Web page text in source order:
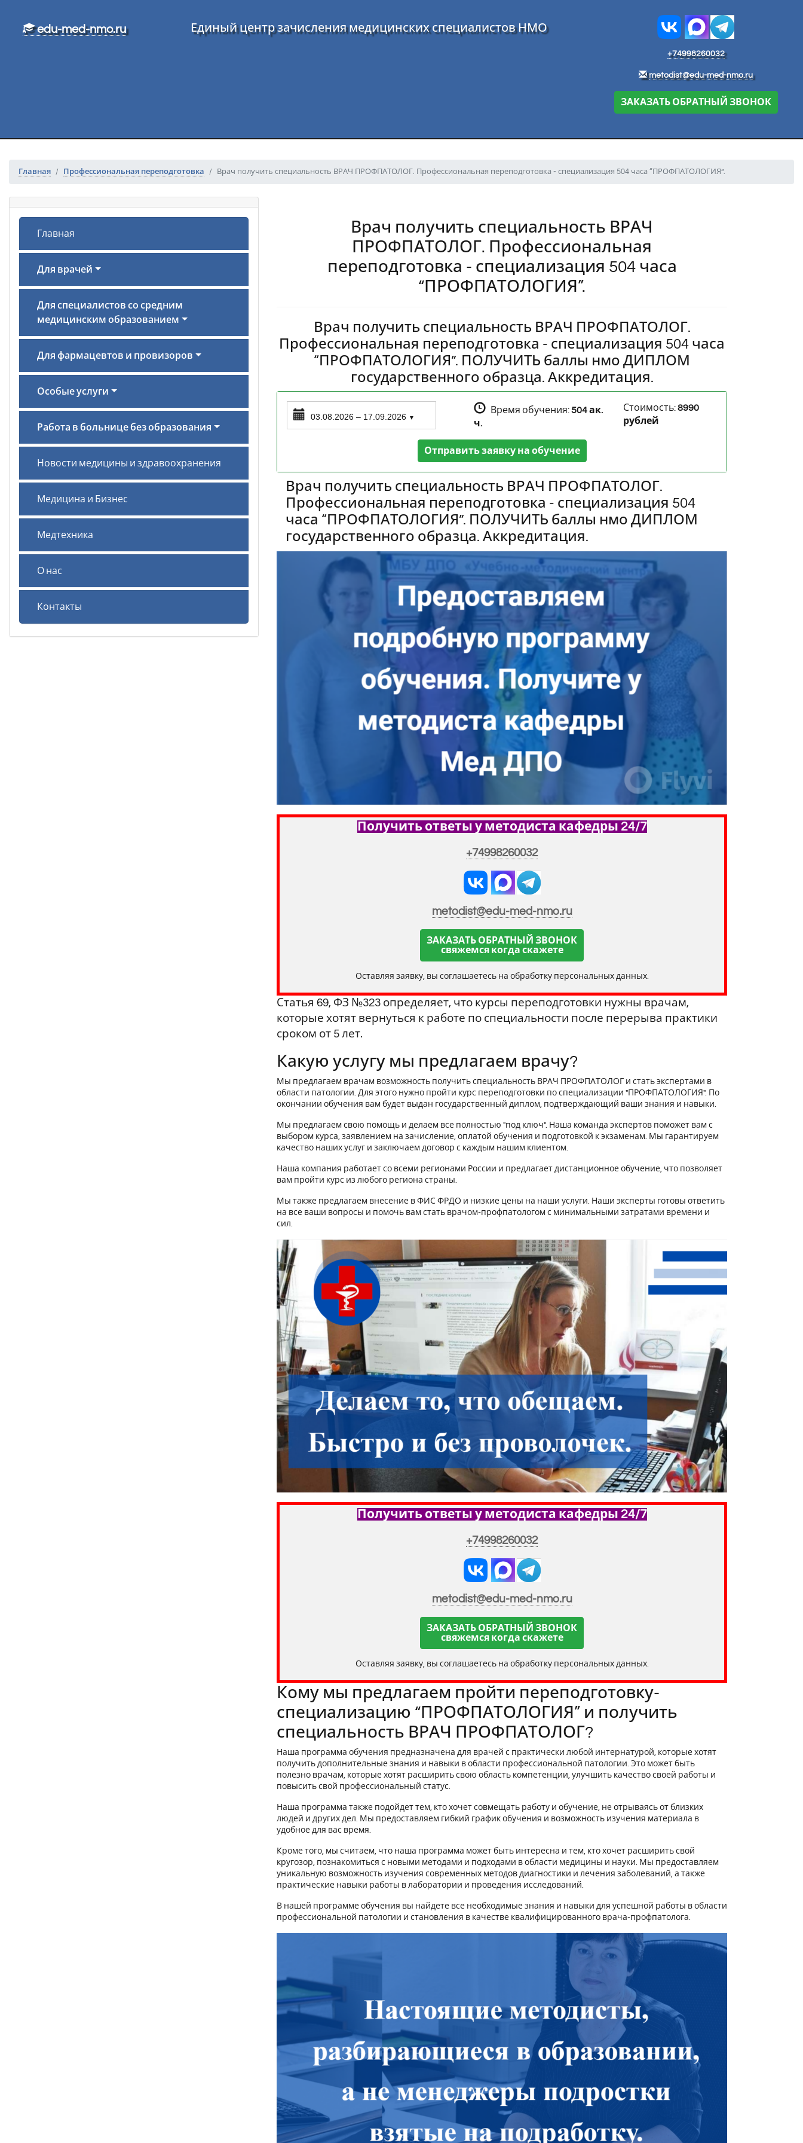
edu-med-nmo.ru Единый центр зачисления медицинских специалистов НМО
+74998260032
metodist@edu-med-nmo.ru
ЗАКАЗАТЬ ОБРАТНЫЙ ЗВОНОК
Главная Профессиональная переподготовка Врач получить специальность ВРАЧ ПРОФПАТОЛОГ. Профессиональная переподготовка - специализация 504 часа “ПРОФПАТОЛОГИЯ”.
Главная
Для врачей
Для специалистов со средним
медицинским образованием
Для фармацевтов и провизоров
Особые услуги
Работа в больнице без образования
Новости медицины и здравоохранения
Медицина и Бизнес
Медтехника
О нас
Контакты
Врач получить специальность ВРАЧ
ПРОФПАТОЛОГ. Профессиональная
переподготовка - специализация 504 часа
“ПРОФПАТОЛОГИЯ”.
Врач получить специальность ВРАЧ ПРОФПАТОЛОГ.
Профессиональная переподготовка - специализация 504 часа
“ПРОФПАТОЛОГИЯ”. ПОЛУЧИТЬ баллы нмо ДИПЛОМ
государственного образца. Аккредитация.
03.08.2026 – 17.09.2026 ▼
Время обучения:504 ак.
ч.
Стоимость:8990
рублей
Отправить заявку на обучение
Врач получить специальность ВРАЧ ПРОФПАТОЛОГ.
Профессиональная переподготовка - специализация 504
часа “ПРОФПАТОЛОГИЯ”. ПОЛУЧИТЬ баллы нмо ДИПЛОМ
государственного образца. Аккредитация.
Получить ответы у методиста кафедры 24/7
+74998260032
metodist@edu-med-nmo.ru
ЗАКАЗАТЬ ОБРАТНЫЙ ЗВОНОК
свяжемся когда скажете
Оставляя заявку, вы соглашаетесь на обработку персональных данных.
Статья 69, ФЗ №323 определяет, что курсы переподготовки нужны врачам,
которые хотят вернуться к работе по специальности после перерыва практики
сроком от 5 лет.
Какую услугу мы предлагаем врачу?
Мы предлагаем врачам возможность получить специальность ВРАЧ ПРОФПАТОЛОГ и стать экспертами в
области патологии. Для этого нужно пройти курс переподготовки по специализации "ПРОФПАТОЛОГИЯ". По
окончании обучения вам будет выдан государственный диплом, подтверждающий ваши знания и навыки.
Мы предлагаем свою помощь и делаем все полностью "под ключ". Наша команда экспертов поможет вам с
выбором курса, заявлением на зачисление, оплатой обучения и подготовкой к экзаменам. Мы гарантируем
качество наших услуг и заключаем договор с каждым нашим клиентом.
Наша компания работает со всеми регионами России и предлагает дистанционное обучение, что позволяет
вам пройти курс из любого региона страны.
Мы также предлагаем внесение в ФИС ФРДО и низкие цены на наши услуги. Наши эксперты готовы ответить
на все ваши вопросы и помочь вам стать врачом-профпатологом с минимальными затратами времени и
сил.
Получить ответы у методиста кафедры 24/7
+74998260032
metodist@edu-med-nmo.ru
ЗАКАЗАТЬ ОБРАТНЫЙ ЗВОНОК
свяжемся когда скажете
Оставляя заявку, вы соглашаетесь на обработку персональных данных.
Кому мы предлагаем пройти переподготовку-
специализацию “ПРОФПАТОЛОГИЯ” и получить
специальность ВРАЧ ПРОФПАТОЛОГ?
Наша программа обучения предназначена для врачей с практически любой интернатурой, которые хотят
получить дополнительные знания и навыки в области профессиональной патологии. Это может быть
полезно врачам, которые хотят расширить свою область компетенции, улучшить качество своей работы и
повысить свой профессиональный статус.
Наша программа также подойдет тем, кто хочет совмещать работу и обучение, не отрываясь от близких
людей и других дел. Мы предоставляем гибкий график обучения и возможность изучения материала в
удобное для вас время.
Кроме того, мы считаем, что наша программа может быть интересна и тем, кто хочет расширить свой
кругозор, познакомиться с новыми методами и подходами в области медицины и науки. Мы предоставляем
уникальную возможность изучения современных методов диагностики и лечения заболеваний, а также
практические навыки работы в лаборатории и проведения исследований.
В нашей программе обучения вы найдете все необходимые знания и навыки для успешной работы в области
профессиональной патологии и становления в качестве квалифицированного врача-профпатолога.